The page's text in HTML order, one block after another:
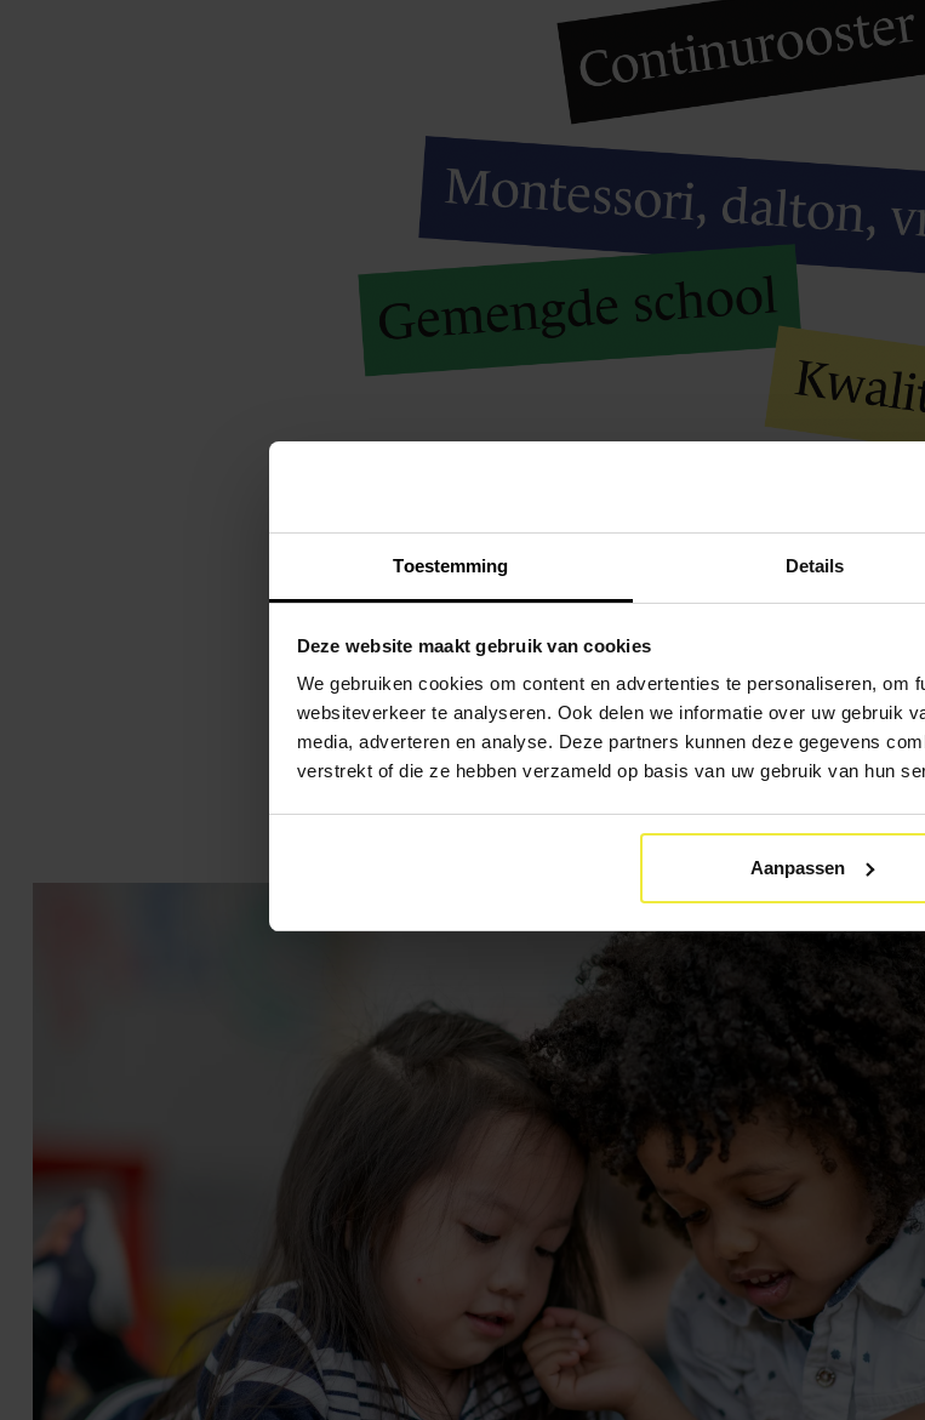
Toestemming Details
Deze website maakt gebruik van cookies
We gebruiken cookies om content en advertenties te personaliseren, om
websiteverkeer te analyseren. Ook delen we informatie over uw gebruik
media, adverteren en analyse. Deze partners kunnen deze gegevens
verstrekt of die ze hebben verzameld op basis van uw gebruik van hun
Aanpassen